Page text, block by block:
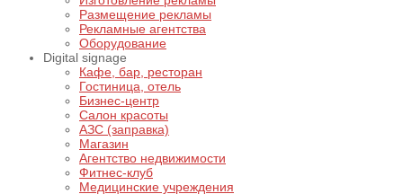
Размещение рекламы
Рекламные агентства
Оборудование
Digital signage
Кафе, бар, ресторан
Гостиница, отель
Бизнес-центр
Салон красоты
АЗС (заправка)
Магазин
Агентство недвижимости
Фитнес-клуб
Медицинские учреждения